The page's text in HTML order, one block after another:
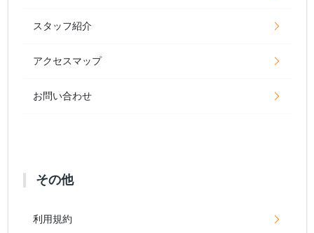
スタッフ紹介
アクセスマップ
お問い合わせ
その他
利用規約